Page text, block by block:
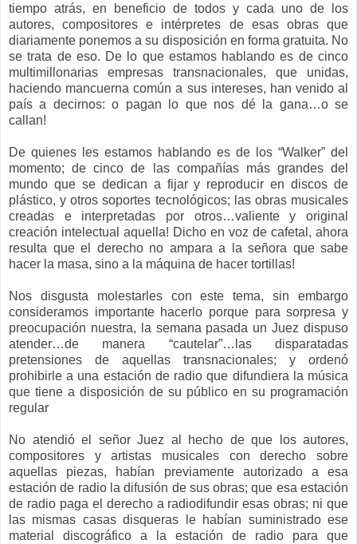
tiempo atrás, en beneficio de todos y cada uno de los
autores, compositores e intérpretes de esas obras que
diariamente ponemos a su disposición en forma gratuita. No
se trata de eso. De lo que estamos hablando es de cinco
multimillonarias empresas transnacionales, que unidas,
haciendo mancuerna común a sus intereses, han venido al
país a decirnos: o pagan lo que nos dé la gana…o se
callan!
De quienes les estamos hablando es de los “Walker” del
momento; de cinco de las compañías más grandes del
mundo que se dedican a fijar y reproducir en discos de
plástico, y otros soportes tecnológicos; las obras musicales
creadas e interpretadas por otros…valiente y original
creación intelectual aquella! Dicho en voz de cafetal, ahora
resulta que el derecho no ampara a la señora que sabe
hacer la masa, sino a la máquina de hacer tortillas!
Nos disgusta molestarles con este tema, sin embargo
consideramos importante hacerlo porque para sorpresa y
preocupación nuestra, la semana pasada un Juez dispuso
atender…de manera “cautelar”…las disparatadas
pretensiones de aquellas transnacionales; y ordenó
prohibirle a una estación de radio que difundiera la música
que tiene a disposición de su público en su programación
regular
No atendió el señor Juez al hecho de que los autores,
compositores y artistas musicales con derecho sobre
aquellas piezas, habían previamente autorizado a esa
estación de radio la difusión de sus obras; que esa estación
de radio paga el derecho a radiodifundir esas obras; ni que
las mismas casas disqueras le habían suministrado ese
material discográfico a la estación de radio para que